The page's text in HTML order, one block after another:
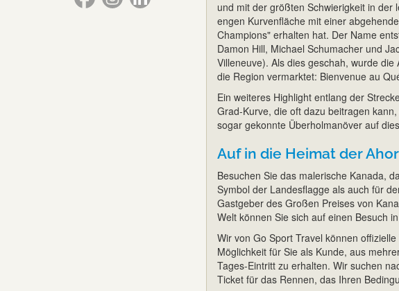
und mit der größten Schwierigkeit in der
engen Kurvenfläche mit einer
Champions" erhalten hat. Der Name
Damon Hill, Michael Schumacher und
Villeneuve). Als dies geschah, wurde
die Region vermarktet: Bienvenue au
Ein weiteres Highlight entlang der
Grad-Kurve, die oft dazu beitragen
sogar gekonnte Überholmanöver auf
Auf in die Heimat der
Besuchen Sie das malerische Kanada,
Symbol der Landesflagge als auch für
Gastgeber des Großen Preises von
Welt können Sie sich auf einen Besuch
Wir von Go Sport Travel können
Möglichkeit für Sie als Kunde, aus
Tages-Eintritt zu erhalten. Wir suchen
Ticket für das Rennen, das Ihren